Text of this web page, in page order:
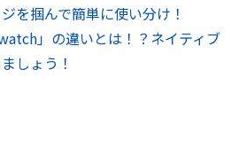
を掴んで簡単に使い分け！
」の違いとは！？ネイティブ
しょう！